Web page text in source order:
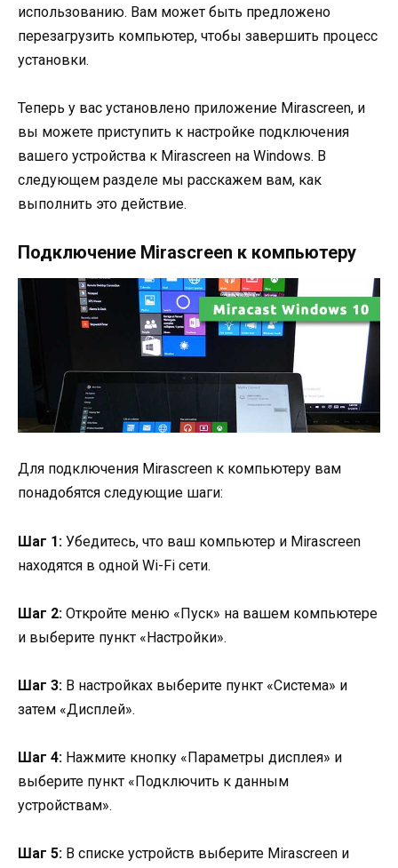
использованию. Вам может быть предложено
перезагрузить компьютер, чтобы завершить процесс
установки.
Теперь у вас установлено приложение Mirascreen, и
вы можете приступить к настройке подключения
вашего устройства к Mirascreen на Windows. В
следующем разделе мы расскажем вам, как
выполнить это действие.
Подключение Mirascreen к компьютеру
Для подключения Mirascreen к компьютеру вам
понадобятся следующие шаги:
Шаг 1: Убедитесь, что ваш компьютер и Mirascreen
находятся в одной Wi-Fi сети.
Шаг 2: Откройте меню «Пуск» на вашем компьютере
и выберите пункт «Настройки».
Шаг 3: В настройках выберите пункт «Система» и
затем «Дисплей».
Шаг 4: Нажмите кнопку «Параметры дисплея» и
выберите пункт «Подключить к данным
устройствам».
Шаг 5: В списке устройств выберите Mirascreen и